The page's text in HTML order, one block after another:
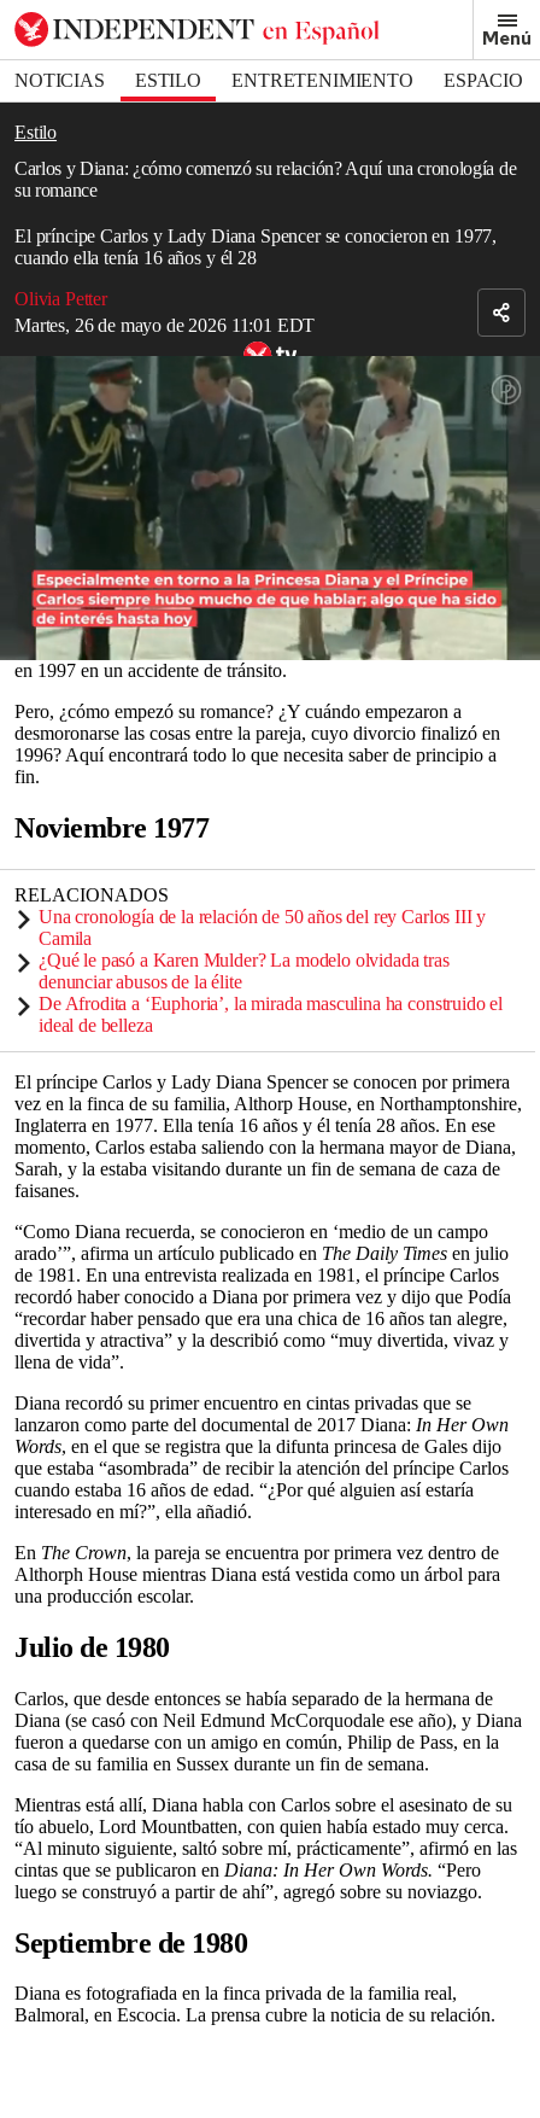
Menú
NOTICIAS ESTILO ENTRETENIMIENTO
ESPACIO
DEPORTES
Estilo
Carlos y Diana: ¿cómo comenzó su relación? Aquí una cronología de
su romance
El príncipe Carlos y Lady Diana Spencer se conocieron en 1977,
cuando ella tenía 16 años y él 28
Olivia Petter
Martes, 26 de mayo de 2026 11:01 EDT
Bookmark popover
Removed from bookmarks
Close popover
seconds
Relación de la princesa Diana y el entonces príncipe Carlos
El rey Carlos IIIes el nuevo monarca de Gran Bretaña, tras la
muerte de su madre, la
II, el 8 de septiembre de 2022.
La esposa de Carlos, la duquesa de Cornualles Camila, fue
posteriormente nombrada reina consorte cuando la pareja comenzó
un nuevo capítulo en una relación que se ha extendido por más de
Para la mayoría de los fans de la realeza, el trayecto de la pareja
siempre estará intrínsecamente ligado a la historia de Carlos y su
exesposa,
Lady Diana Spencer
, la princesa de Gales, quien murió
en 1997 en un accidente de tránsito.
Pero, ¿cómo empezó su romance? ¿Y cuándo empezaron a
desmoronarse las cosas entre la pareja, cuyo divorcio finalizó en
1996? Aquí encontrará todo lo que necesita saber de principio a
fin.
Noviembre 1977
RELACIONADOS
Una cronología de la relación de 50 años del rey Carlos III y
Camila
¿Qué le pasó a Karen Mulder? La modelo olvidada tras
denunciar abusos de la élite
De Afrodita a ‘Euphoria’, la mirada masculina ha construido el
ideal de belleza
El príncipe Carlos y Lady Diana Spencer se conocen por primera
vez en la finca de su familia, Althorp House, en Northamptonshire,
Inglaterra en 1977. Ella tenía 16 años y él tenía 28 años. En ese
momento, Carlos estaba saliendo con la hermana mayor de Diana,
Sarah, y la estaba visitando durante un fin de semana de caza de
faisanes.
“Como Diana recuerda, se conocieron en ‘medio de un campo
arado’”, afirma un artículo publicado en The Daily Times en julio
de 1981. En una entrevista realizada en 1981, el príncipe Carlos
recordó haber conocido a Diana por primera vez y dijo que Podía
“recordar haber pensado que era una chica de 16 años tan alegre,
divertida y atractiva” y la describió como “muy divertida, vivaz y
llena de vida”.
Diana recordó su primer encuentro en cintas privadas que se
lanzaron como parte del documental de 2017 Diana: In Her Own
Words, en el que se registra que la difunta princesa de Gales dijo
que estaba “asombrada” de recibir la atención del príncipe Carlos
cuando estaba 16 años de edad. “¿Por qué alguien así estaría
interesado en mí?”, ella añadió.
En The Crown, la pareja se encuentra por primera vez dentro de
Althorph House mientras Diana está vestida como un árbol para
una producción escolar.
Julio de 1980
Carlos, que desde entonces se había separado de la hermana de
Diana (se casó con Neil Edmund McCorquodale ese año), y Diana
fueron a quedarse con un amigo en común, Philip de Pass, en la
casa de su familia en Sussex durante un fin de semana.
Mientras está allí, Diana habla con Carlos sobre el asesinato de su
tío abuelo, Lord Mountbatten, con quien había estado muy cerca.
“Al minuto siguiente, saltó sobre mí, prácticamente”, afirmó en las
cintas que se publicaron en Diana: In Her Own Words. “Pero
luego se construyó a partir de ahí”, agregó sobre su noviazgo.
Septiembre de 1980
Diana es fotografiada en la finca privada de la familia real,
Balmoral, en Escocia. La prensa cubre la noticia de su relación.